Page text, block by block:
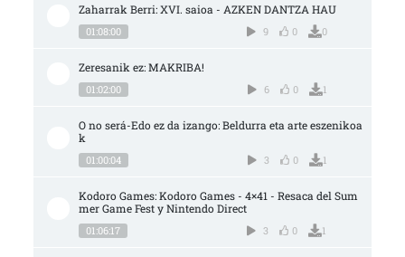
Zaharrak Berri: XVI. saioa - AZKEN DANTZA HAU
01:08:00 9 0 0
Zeresanik ez: MAKRIBA!
01:02:00 6 0 1
O no será-Edo ez da izango: Beldurra eta arte eszenikoa
k
01:00:04 3 0 1
Kodoro Games: Kodoro Games - 4×41 - Resaca del Sum
mer Game Fest y Nintendo Direct
01:06:17 3 0 1